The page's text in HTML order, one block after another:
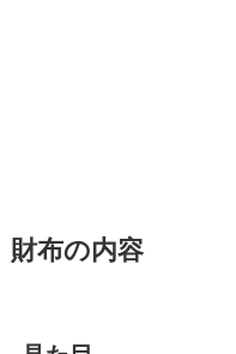
財布の内容